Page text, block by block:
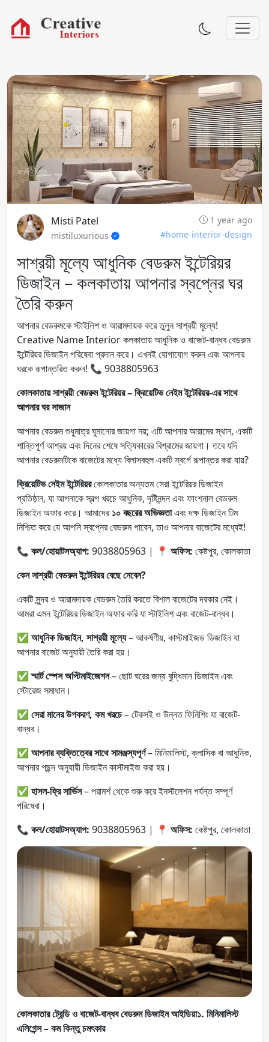
Misti Patel
1 year ago
mistiluxurious
#home-interior-design
সাশ্রয়ী মূল্যে আধুনিক বেডরুম ইন্টেরিয়র
ডিজাইন – কলকাতায় আপনার স্বপ্নের ঘর
তৈরি করুন
আপনার বেডরুমকে স্টাইলিশ ও আরামদায়ক করে তুলুন সাশ্রয়ী মূল্যে!
Creative Name Interior কলকাতায় আধুনিক ও বাজেট-বান্ধব বেডরুম
ইন্টেরিয়র ডিজাইন পরিষেবা প্রদান করে। এখনই যোগাযোগ করুন এবং আপনার
ঘরকে রূপান্তরিত করুন! 📞 9038805963
কোলকাতায় সাশ্রয়ী বেডরুম ইন্টেরিয়র – ক্রিয়েটিভ নেইম ইন্টেরিয়র-এর সাথে
আপনার ঘর সাজান
আপনার বেডরুম শুধুমাত্র ঘুমানোর জায়গা নয়; এটি আপনার আরামের স্থান, একটি
শান্তিপূর্ণ আশ্রয় এবং দিনের শেষে সত্যিকারের বিশ্রামের জায়গা। তবে যদি
আপনার বেডরুমটিকে বাজেটের মধ্যে বিলাসবহুল একটি স্বর্গে রূপান্তর করা যায়?
ক্রিয়েটিভ নেইম ইন্টেরিয়রকোলকাতার অন্যতম সেরা ইন্টেরিয়র ডিজাইন
প্রতিষ্ঠান, যা আপনাকে স্বল্প খরচে আধুনিক, দৃষ্টিনন্দন এবং ফাংশনাল বেডরুম
ডিজাইন অফার করে। আমাদের১০ বছরের অভিজ্ঞতাএবং দক্ষ ডিজাইন টিম
নিশ্চিত করে যে আপনি স্বপ্নের বেডরুম পাবেন, তাও আপনার বাজেটের মধ্যেই!
📞 কল/হোয়াটসঅ্যাপ: 9038805963 | 📍 অফিস: কেষ্টপুর, কোলকাতা
কেন সাশ্রয়ী বেডরুম ইন্টেরিয়র বেছে নেবেন?
একটি সুন্দর ও আরামদায়ক বেডরুম তৈরি করতে বিশাল বাজেটের দরকার নেই।
আমরা এমন ইন্টেরিয়র ডিজাইন অফার করি যা স্টাইলিশ এবং বাজেট-বান্ধব।
✅ আধুনিক ডিজাইন, সাশ্রয়ী মূল্যে– আকর্ষণীয়, কাস্টমাইজড ডিজাইন যা
আপনার বাজেট অনুযায়ী তৈরি করা হয়।
✅স্মার্ট স্পেস অপ্টিমাইজেশন– ছোট ঘরের জন্য বুদ্ধিমান ডিজাইন এবং
স্টোরেজ সমাধান।
✅ সেরা মানের উপকরণ, কম খরচে– টেকসই ও উন্নত ফিনিশিং যা বাজেট-
বান্ধব।
✅ আপনার ব্যক্তিত্বের সাথে সামঞ্জস্যপূর্ণ– মিনিমালিস্ট, ক্লাসিক বা আধুনিক,
আপনার পছন্দ অনুযায়ী ডিজাইন কাস্টমাইজ করা হয়।
✅ হাসল-ফ্রি সার্ভিস– পরামর্শ থেকে শুরু করে ইনস্টলেশন পর্যন্ত সম্পূর্ণ
পরিষেবা।
📞 কল/হোয়াটসঅ্যাপ: 9038805963 | 📍 অফিস: কেষ্টপুর, কোলকাতা
কোলকাতার ট্রেন্ডি ও বাজেট-বান্ধব বেডরুম ডিজাইন আইডিয়া১. মিনিমালিস্ট
এলিগেন্স – কম কিন্তু চমৎকার